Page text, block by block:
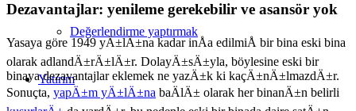
Değerlendirme yaptırmak
Yatırım
Dezavantajlar: yenileme gerekebilir ve asansör yok
Yasaya göre 1949 yÄ±lÄ±na kadar inÅa edilmiÅ bir bina eski bina
olarak adlandÄ±rÄ±lÄ±r. DolayÄ±sÄ±yla, böylesine eski bir
binaya dezavantajlar eklemek ne yazÄ±k ki kaçÄ±nÄ±lmazdÄ±r.
Sonuçta, yapÄ±m yÄ±lÄ±na baÄlÄ± olarak her binanÄ±n belirli